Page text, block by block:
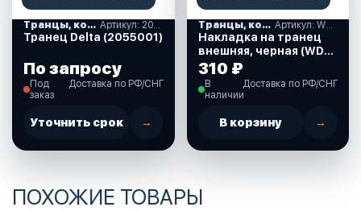
Транцы, комплектующие
Транец Delta (2055001)
По запросу
Под
заказ
Доставка по РФ/СНГ
Уточнить срок →
Транцы, комплектующие Артикул: WDL-L61
Накладка на транец
внешняя, черная (WDL-
L61)
310 ₽
В
наличии
Доставка по РФ/СНГ
В корзину →
ПОХОЖИЕ ТОВАРЫ